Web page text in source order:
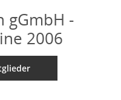
gGmbH -
2006